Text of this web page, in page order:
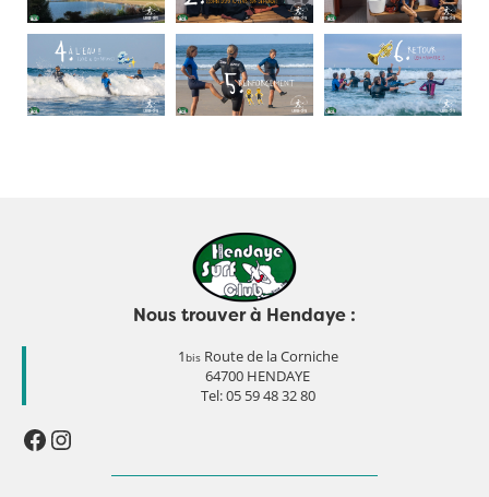
Nous trouver à Hendaye :
1bisRoute de la Corniche
64700 HENDAYE
Tel:05 59 48 32 80
Facebook
Instagram